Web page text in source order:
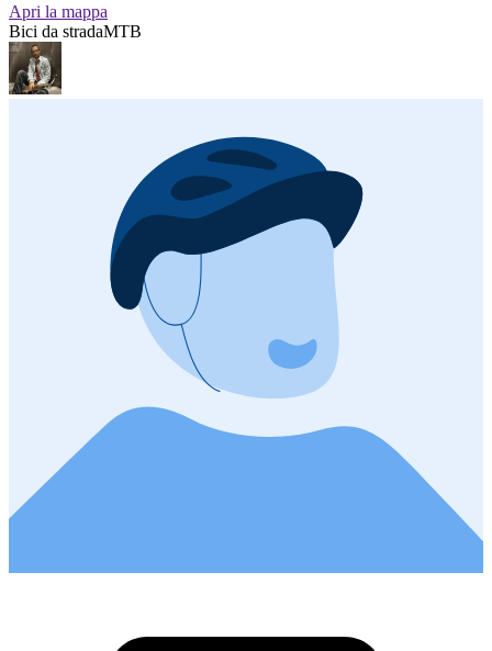
Apri la mappa
Bici da stradaMTB